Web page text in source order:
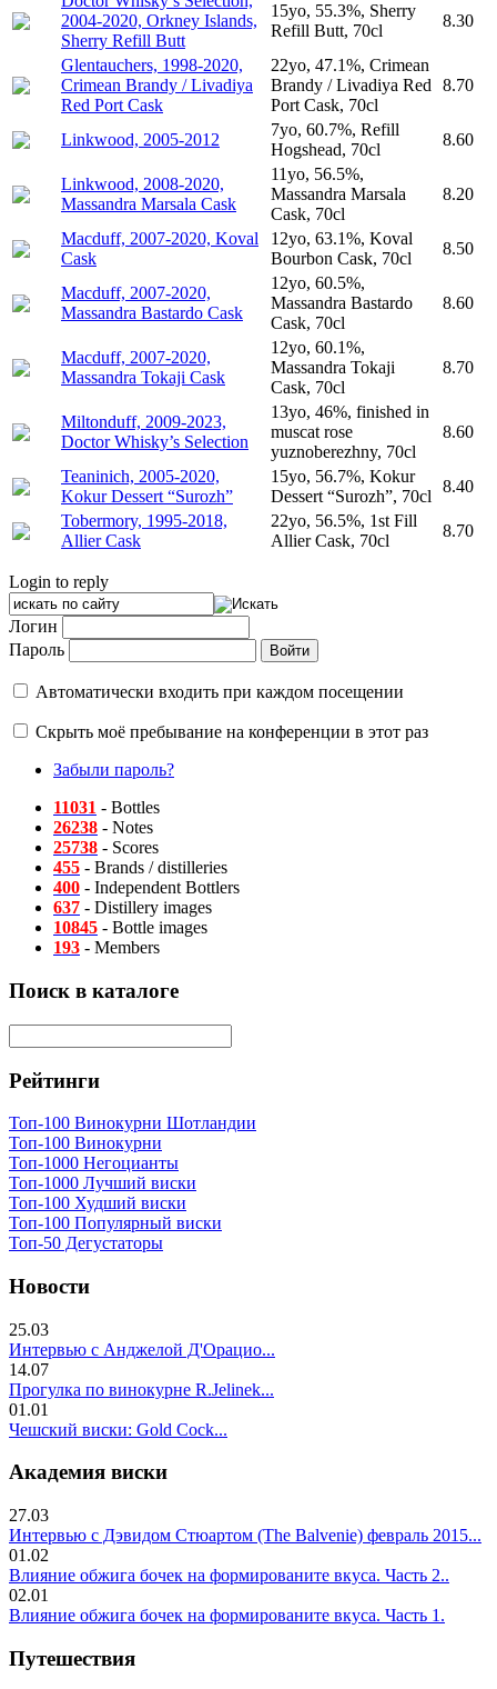
2004-2020, Orkney Islands,
Sherry Refill Butt
15yo, 55.3%, Sherry
Refill Butt, 70cl
8.30
Glentauchers, 1998-2020,
Crimean Brandy / Livadiya
Red Port Cask
22yo, 47.1%, Crimean
Brandy / Livadiya Red
Port Cask, 70cl
8.70
Linkwood, 2005-2012
7yo, 60.7%, Refill
Hogshead, 70cl
8.60
Linkwood, 2008-2020,
Massandra Marsala Cask
11yo, 56.5%,
Massandra Marsala
Cask, 70cl
8.20
Macduff, 2007-2020, Koval
Cask
12yo, 63.1%, Koval
Bourbon Cask, 70cl
8.50
Macduff, 2007-2020,
Massandra Bastardo Cask
12yo, 60.5%,
Massandra Bastardo
Cask, 70cl
8.60
Macduff, 2007-2020,
Massandra Tokaji Cask
12yo, 60.1%,
Massandra Tokaji
Cask, 70cl
8.70
Miltonduff, 2009-2023,
Doctor Whisky’s Selection
13yo, 46%, finished in
muscat rose
yuznoberezhny, 70cl
8.60
Teaninich, 2005-2020,
Kokur Dessert “Surozh”
15yo, 56.7%, Kokur
Dessert “Surozh”, 70cl
8.40
Tobermory, 1995-2018,
Allier Cask
22yo, 56.5%, 1st Fill
Allier Cask, 70cl
8.70
Login to reply
Логин
Пароль
Автоматически входить при каждом посещении
Скрыть моё пребывание на конференции в этот раз
Забыли пароль?
11031 - Bottles
26238 - Notes
25738 - Scores
455 - Brands / distilleries
400 - Independent Bottlers
637 - Distillery images
10845 - Bottle images
193 - Members
Поиск в каталоге
Рейтинги
Топ-100 Винокурни Шотландии
Топ-100 Винокурни
Топ-1000 Негоцианты
Топ-1000 Лучший виски
Топ-100 Худший виски
Топ-100 Популярный виски
Топ-50 Дегустаторы
Новости
25.03
Интервью с Анджелой Д'Орацио...
14.07
Прогулка по винокурне R.Jelinek...
01.01
Чешский виски: Gold Cock...
Академия виски
27.03
Интервью с Дэвидом Стюартом (The Balvenie) февраль 2015...
01.02
Влияние обжига бочек на формированите вкуса. Часть 2..
02.01
Влияние обжига бочек на формированите вкуса. Часть 1.
Путешествия